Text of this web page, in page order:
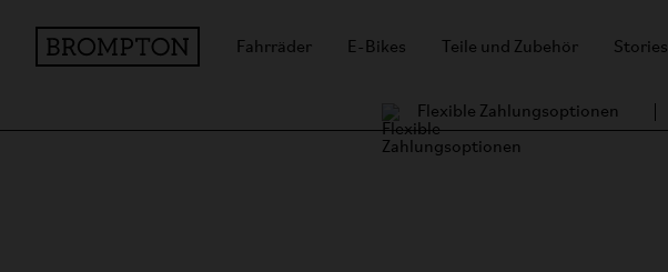
Fahrräder E-Bikes Teile und Zubehör Stories
Flexible Zahlungsoptionen